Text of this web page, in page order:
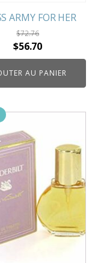
ARMY FOR HER
$72.76
Le
prix
initial
était :
$56.70Le
prix
actuel
est :
AU PANIER